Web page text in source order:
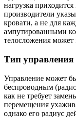
нагрузка
производители
кровати, а не для
ампутированными
телосложения может
Тип управления
Управление может
беспроводным
как не требует
перемещения
однако его радиус